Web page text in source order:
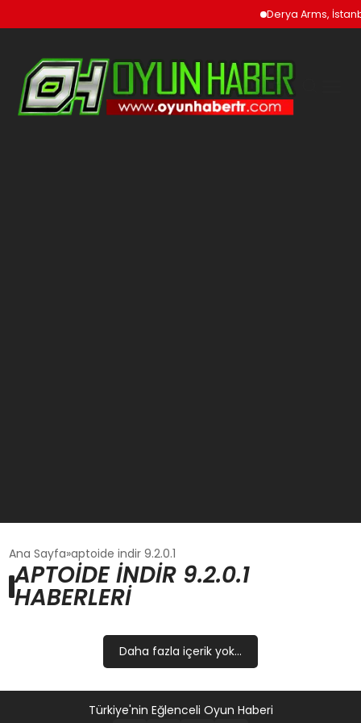
Derya Arms,
GÜNCEL
OYUN HABERLERI
EĞITIM
Ana Sayfa aptoide indir 9.2.0.1
APTOIDE INDIR 9.2.0.1
HABERLERI
Daha fazla içerik yok...
Türkiye'nin Eğlenceli Oyun Haberi